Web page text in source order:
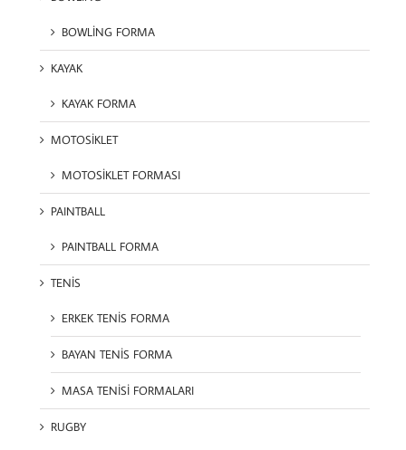
BOWLİNG FORMA
KAYAK
KAYAK FORMA
MOTOSİKLET
MOTOSİKLET FORMASI
PAINTBALL
PAINTBALL FORMA
TENİS
ERKEK TENİS FORMA
BAYAN TENİS FORMA
MASA TENİSİ FORMALARI
RUGBY